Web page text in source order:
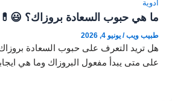
أدوية
ما هي حبوب السعادة بروزاك؟ 😃💊
طبيب ويب/ يونيو 4, 2026
هل تريد التعرف على حبوب السعادة
على متى يبدأ مفعول البروزاك وما هي